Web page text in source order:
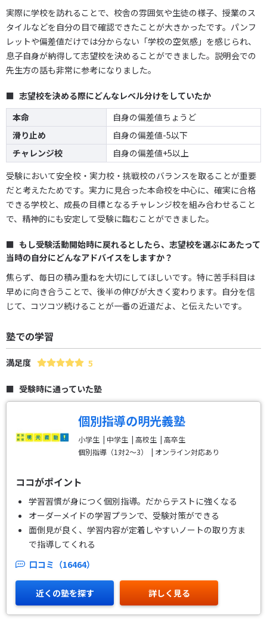
実際に学校を訪れることで、校舎の雰囲気や生徒の様子、授業のス
タイルなどを自分の目で確認できたことが大きかったです。パンフ
レットや偏差値だけでは分からない「学校の空気感」を感じられ、
息子自身が納得して志望校を決めることができました。説明会での
先生方の話も非常に参考になりました。
志望校を決める際にどんなレベル分けをしていたか
本命
自身の偏差値ちょうど
滑り止め
自身の偏差値-5以下
チャレンジ校
自身の偏差値+5以上
受験において安全校・実力校・挑戦校のバランスを取ることが重要
だと考えたためです。実力に見合った本命校を中心に、確実に合格
できる学校と、成長の目標となるチャレンジ校を組み合わせること
で、精神的にも安定して受験に臨むことができました。
もし受験活動開始時に戻れるとしたら、志望校を選ぶにあたって
当時の自分にどんなアドバイスをしますか？
焦らず、毎日の積み重ねを大切にしてほしいです。特に苦手科目は
早めに向き合うことで、後半の伸びが大きく変わります。自分を信
じて、コツコツ続けることが一番の近道だよ、と伝えたいです。
塾での学習
満足度 5
受験時に通っていた塾
個別指導の明光義塾
小学生 中学生 高校生
高卒生
個別指導（1対2～3）
オンライン対応あり
ココがポイント
学習習慣が身につく個別指導。だからテストに強くなる
オーダーメイドの学習プランで、受験対策ができる
面倒見が良く、学習内容が定着しやすいノートの取り方ま
で指導してくれる
口コミ（16464）
近くの塾を探す 詳しく見る